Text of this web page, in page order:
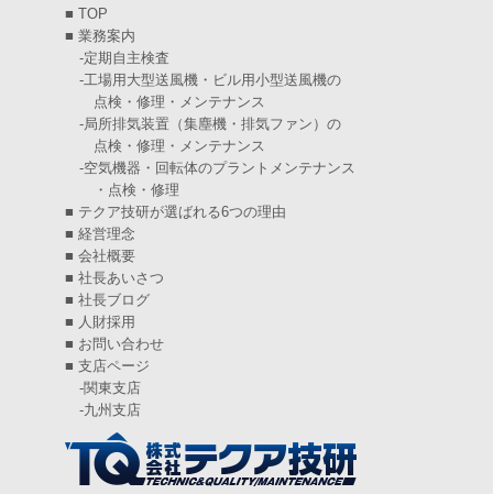
2025年1月(7)
2024年12月(4)
2024年11月(6)
2024年10月(5)
2024年9月(4)
2024年8月(5)
2024年7月(6)
2024年6月(4)
2024年5月(5)
2024年4月(5)
(6)
2024年2月(4)
■ TOP
■ 業務案内
-定期自主検査
-工場用大型送風機・ビル用小型送風機の
点検・修理・メンテナンス
-局所排気装置（集塵機・排気ファン）の
点検・修理・メンテナンス
-空気機器・回転体のプラントメンテナンス
・点検・修理
■ テクア技研が選ばれる6つの理由
■ 経営理念
■ 会社概要
■ 社長あいさつ
■ 社長ブログ
■ 人財採用
■ お問い合わせ
■ 支店ページ
-関東支店
-九州支店